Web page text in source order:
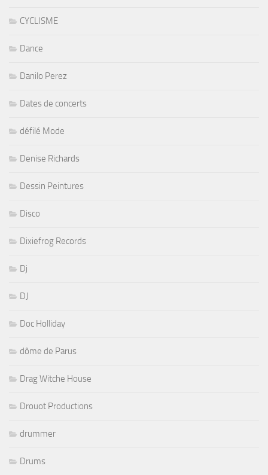
CYCLISME
Dance
Danilo Perez
Dates de concerts
défilé Mode
Denise Richards
Dessin Peintures
Disco
Dixiefrog Records
Dj
DJ
Doc Holliday
dôme de Parus
Drag Witche House
Drouot Productions
drummer
Drums